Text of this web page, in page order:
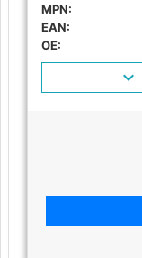
MPN:
EAN:
OE: